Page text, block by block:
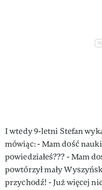
I wtedy 9-letni Stefan
mówiąc: - Mam dość
powiedziałeś??? - Mam
powtórzył mały
przychodź! - Już więcej